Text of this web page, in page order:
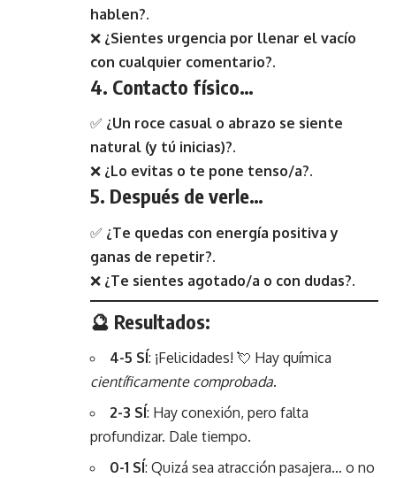
hablen?.
❌ ¿Sientes urgencia por llenar el vacío
con cualquier comentario?.
4. Contacto físico…
✅ ¿Un roce casual o abrazo se siente
natural (y tú inicias)?.
❌ ¿Lo evitas o te pone tenso/a?.
5. Después de verle…
✅ ¿Te quedas con energía positiva y
ganas de repetir?.
❌ ¿Te sientes agotado/a o con dudas?.
🔮 Resultados:
4-5 SÍ: ¡Felicidades! 💘 Hay química
científicamente comprobada.
2-3 SÍ: Hay conexión, pero falta
profundizar. Dale tiempo.
0-1 SÍ: Quizá sea atracción pasajera… o no